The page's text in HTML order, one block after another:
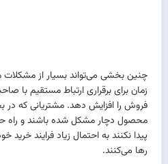
چنین بخشی می‌تواند بسیار از مشکلات
زمان برای برقراری ارتباط مستقیم با
فروش را افزایش دهد. مشتر‌یانی که در
محصول دچار مشکل شده باشند و راه
پیدا نکنند به احتمال زیاد فرایند خرید
رها می‌کنند.